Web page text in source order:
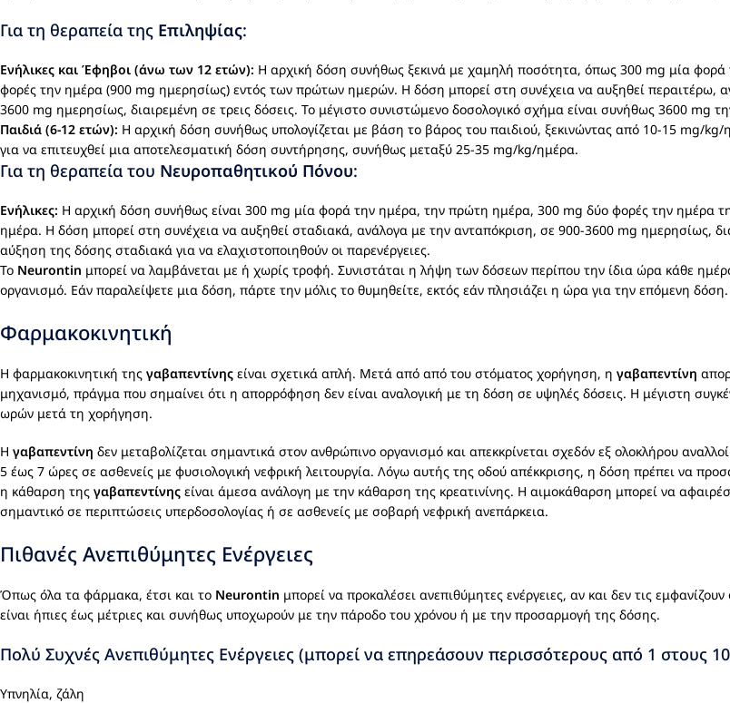
Για τη θεραπεία της Επιληψίας:
Ενήλικες και Έφηβοι (άνω των 12 ετών): Η αρχική δόση συνήθως ξεκινά με χαμηλή ποσότητα, όπως 300 mg μία φορά
φορές την ημέρα (900 mg ημερησίως) εντός των πρώτων ημερών. Η δόση μπορεί στη συνέχεια να αυξηθεί περαιτέρω,
3600 mg ημερησίως, διαιρεμένη σε τρεις δόσεις. Το μέγιστο συνιστώμενο δοσολογικό σχήμα είναι συνήθως 3600 mg
Παιδιά (6-12 ετών): Η αρχική δόση συνήθως υπολογίζεται με βάση το βάρος του παιδιού, ξεκινώντας από 10-15 mg/kg/
για να επιτευχθεί μια αποτελεσματική δόση συντήρησης, συνήθως μεταξύ 25-35 mg/kg/ημέρα.
Για τη θεραπεία του Νευροπαθητικού Πόνου:
Ενήλικες: Η αρχική δόση συνήθως είναι 300 mg μία φορά την ημέρα, την πρώτη ημέρα, 300 mg δύο φορές την ημέρα
ημέρα. Η δόση μπορεί στη συνέχεια να αυξηθεί σταδιακά, ανάλογα με την ανταπόκριση, σε 900-3600 mg ημερησίως,
αύξηση της δόσης σταδιακά για να ελαχιστοποιηθούν οι παρενέργειες.
Το Neurontin μπορεί να λαμβάνεται με ή χωρίς τροφή. Συνιστάται η λήψη των δόσεων περίπου την ίδια ώρα κάθε
οργανισμό. Εάν παραλείψετε μια δόση, πάρτε την μόλις το θυμηθείτε, εκτός εάν πλησιάζει η ώρα για την επόμενη
Φαρμακοκινητική
Η φαρμακοκινητική της γαβαπεντίνης είναι σχετικά απλή. Μετά από από του στόματος χορήγηση, η γαβαπεντίνη
μηχανισμό, πράγμα που σημαίνει ότι η απορρόφηση δεν είναι αναλογική με τη δόση σε υψηλές δόσεις. Η μέγιστη
ωρών μετά τη χορήγηση.
Η γαβαπεντίνη δεν μεταβολίζεται σημαντικά στον ανθρώπινο οργανισμό και απεκκρίνεται σχεδόν εξ ολοκλήρου
5 έως 7 ώρες σε ασθενείς με φυσιολογική νεφρική λειτουργία. Λόγω αυτής της οδού απέκκρισης, η δόση πρέπει να
η κάθαρση της γαβαπεντίνης είναι άμεσα ανάλογη με την κάθαρση της κρεατινίνης. Η αιμοκάθαρση μπορεί να
σημαντικό σε περιπτώσεις υπερδοσολογίας ή σε ασθενείς με σοβαρή νεφρική ανεπάρκεια.
Πιθανές Ανεπιθύμητες Ενέργειες
Όπως όλα τα φάρμακα, έτσι και το Neurontin μπορεί να προκαλέσει ανεπιθύμητες ενέργειες, αν και δεν τις
είναι ήπιες έως μέτριες και συνήθως υποχωρούν με την πάροδο του χρόνου ή με την προσαρμογή της δόσης.
Πολύ Συχνές Ανεπιθύμητες Ενέργειες (μπορεί να επηρεάσουν περισσότερους από 1 στους
Υπνηλία, ζάλη